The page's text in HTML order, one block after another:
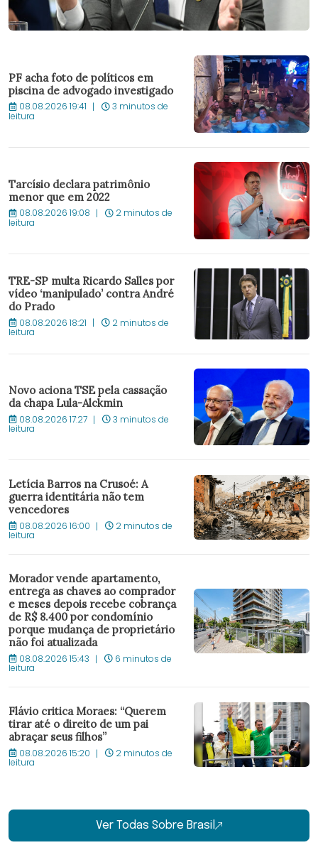
PF acha foto de políticos em
piscina de advogado investigado
08.08.2026 19:41 3 minutos de
leitura
Tarcísio declara patrimônio
menor que em 2022
08.08.2026 19:08 2 minutos de
leitura
TRE-SP multa Ricardo Salles por
vídeo ‘manipulado’ contra André
do Prado
08.08.2026 18:21 2 minutos de
leitura
Novo aciona TSE pela cassação
da chapa Lula-Alckmin
08.08.2026 17:27 3 minutos de
leitura
Letícia Barros na Crusoé: A
guerra identitária não tem
vencedores
08.08.2026 16:00 2 minutos de
leitura
Morador vende apartamento,
entrega as chaves ao comprador
e meses depois recebe cobrança
de R$ 8.400 por condomínio
porque mudança de proprietário
não foi atualizada
08.08.2026 15:43 6 minutos de
leitura
Flávio critica Moraes: “Querem
tirar até o direito de um pai
abraçar seus filhos”
08.08.2026 15:20 2 minutos de
leitura
Ver Todas Sobre Brasil